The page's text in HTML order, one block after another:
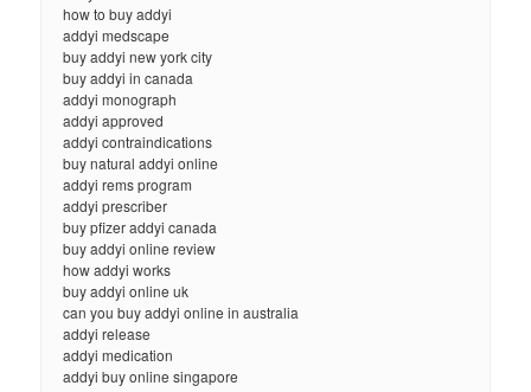
how to buy addyi
addyi medscape
buy addyi new york city
buy addyi in canada
addyi monograph
addyi approved
addyi contraindications
buy natural addyi online
addyi rems program
addyi prescriber
buy pfizer addyi canada
buy addyi online review
how addyi works
buy addyi online uk
can you buy addyi online in australia
addyi release
addyi medication
addyi buy online singapore